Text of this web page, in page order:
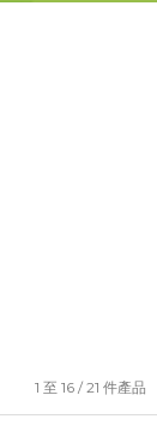
1 至 16 / 21 件產品